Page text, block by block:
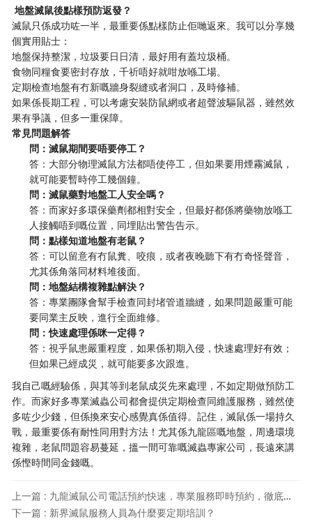
️ 地盤滅鼠後點樣預防返發？
滅鼠只係成功咗一半，最重要係點樣防止佢哋返來。我可以分享幾
個實用貼士：
地盤保持整潔，垃圾要日日清，最好用有蓋垃圾桶。
食物同糧食要密封存放，千祈唔好就咁放喺工場。
定期檢查地盤有冇新嘅牆身裂縫或者洞口，及時修補。
如果係長期工程，可以考慮安裝防鼠網或者超聲波驅鼠器，雖然效
果有爭議，但多一重保障。
常見問題解答
問：滅鼠期間要唔要停工？
答：大部分物理滅鼠方法都唔使停工，但如果要用煙霧滅鼠，
就可能要暫時停工幾個鐘。
問：滅鼠藥對地盤工人安全嗎？
答：而家好多環保藥劑都相對安全，但最好都係將藥物放喺工
人接觸唔到嘅位置，同埋貼出警告告示。
問：點樣知道地盤有老鼠？
答：可以留意有冇鼠糞、咬痕，或者夜晚聽下有冇奇怪聲音，
尤其係角落同材料堆後面。
問：地盤結構複雜點解決？
答：專業團隊會幫手檢查同封堵管道牆縫，如果問題嚴重可能
要同業主反映，進行全面維修。
問：快速處理係咪一定得？
答：視乎鼠患嚴重程度，如果係初期入侵，快速處理好有效；
但如果已經成災，就可能要多次跟進。
我自己嘅經驗係，與其等到老鼠成災先來處理，不如定期做預防工
作。而家好多專業滅蟲公司都會提供定期檢查同維護服務，雖然使
多咗少少錢，但係換來安心感覺真係值得。記住，滅鼠係一場持久
戰，最重要係有耐性同用對方法！尤其係九龍區嘅地盤，周邊環境
複雜，老鼠問題容易蔓延，搵一間可靠嘅滅蟲專家公司，長遠來講
係慳時間同金錢嘅。
上一篇 : 九龍滅鼠公司電話預約快速，專業服務即時預約，徹底解決鼠患困擾
下一篇 : 新界滅鼠服務人員為什麼要定期培訓？